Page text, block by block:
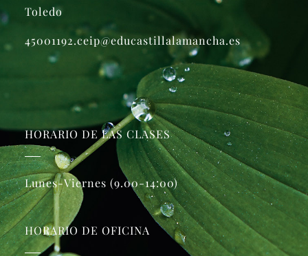
Toledo
45001192.ceip@educastillalamancha.es
HORARIO DE LAS CLASES
Lunes-Viernes (9.00-14:00)
HORARIO DE OFICINA